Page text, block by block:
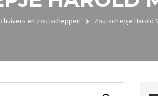
en zoutscheppen Zoutschepje Harold